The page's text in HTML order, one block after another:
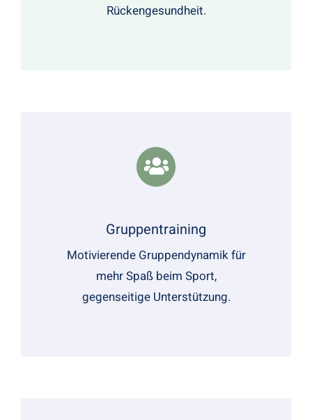
Rückengesundheit.
Gruppentraining
Motivierende Gruppendynamik für
mehr Spaß beim Sport,
gegenseitige Unterstützung.